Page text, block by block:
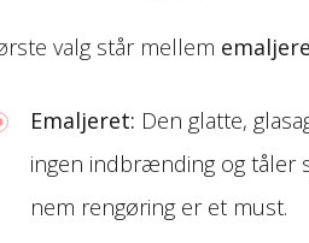
valg står mellem
Emaljeret: Den glatte,
ingen indbrænding og tåler
nem rengøring er et must.